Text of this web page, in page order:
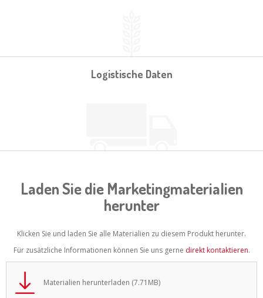
Logistische Daten
Laden Sie die Marketingmaterialien
herunter
Klicken Sie und laden Sie alle Materialien zu diesem Produkt herunter.
Für zusätzliche Informationen können Sie uns gerne direkt kontaktieren.
Materialien herunterladen (7.71MB)